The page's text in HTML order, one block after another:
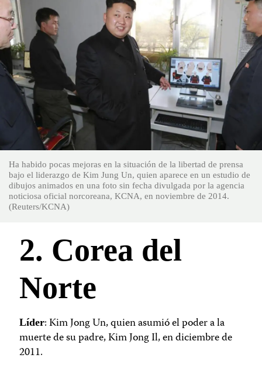
Ha habido pocas mejoras en la situación de la libertad de prensa
bajo el liderazgo de Kim Jung Un, quien aparece en un estudio de
dibujos animados en una foto sin fecha divulgada por la agencia
noticiosa oficial norcoreana, KCNA, en noviembre de 2014.
(Reuters/KCNA)
2. Corea del
Norte
Líder: Kim Jong Un, quien asumió el poder a la
muerte de su padre, Kim Jong Il, en diciembre de
2011.